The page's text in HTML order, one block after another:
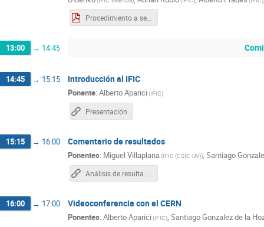
Procedimiento a seguir durante el ejercicio
13:00 → 14:45
14:45 → 15:15 Introducción al IFIC
Ponente: Alberto Aparici(IFIC)
Presentación
15:15 → 16:00 Comentario de resultados
Ponentes: Miguel Villaplana(IFIC (CSIC-UV)), Santiago
16:00 → 17:00 Videoconferencia con el CERN
Ponentes: Alberto Aparici(IFIC), Santiago Gonzalez de la